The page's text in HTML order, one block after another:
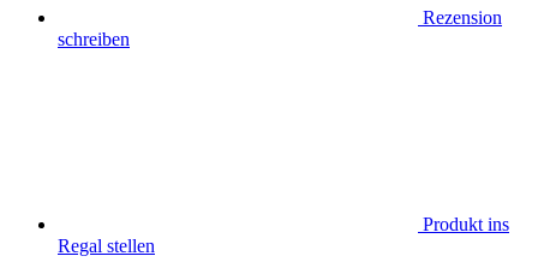
Rezension
schreiben
Produkt ins
Regal stellen